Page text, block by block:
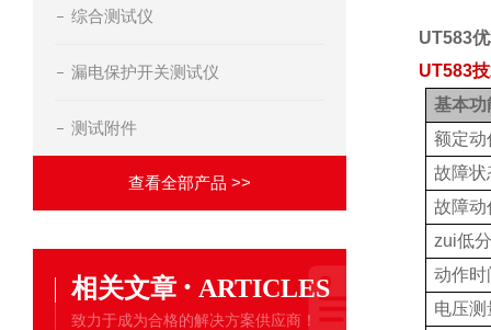
综合测试仪
漏电保护开关测试仪
测试附件
查看全部产品 >>
相关文章 · ARTICLES
致力于成为合格的解决方案供应商！
UT583
UT583
基本功
额定动
故障状
故障动
zui低
动作时
电压